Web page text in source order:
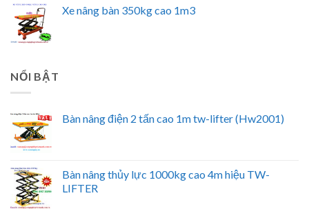
Xe nâng bàn 350kg cao 1m3
NỔI BẬT
Bàn nâng điện 2 tấn cao 1m tw-lifter (Hw2001)
Bàn nâng thủy lực 1000kg cao 4m hiệu TW-
LIFTER